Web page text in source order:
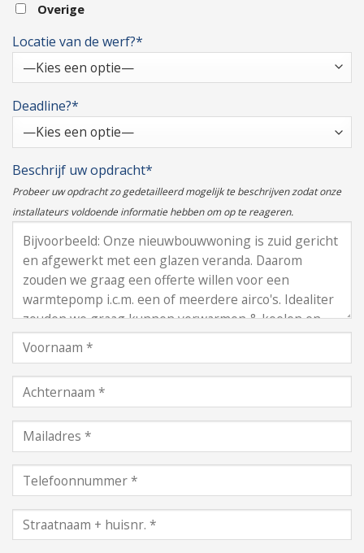
Overige
Locatie van de werf?*
Deadline?*
Beschrijf uw opdracht*
Probeer uw opdracht zo gedetailleerd mogelijk te beschrijven zodat onze
installateurs voldoende informatie hebben om op te reageren.